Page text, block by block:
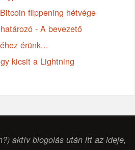
flippening hétvége
- A bevezető
érünk...
kicsit a Lightning
aktív blogolás után itt az ideje,